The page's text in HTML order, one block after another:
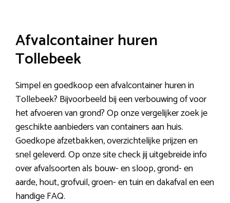
Afvalcontainer huren
Tollebeek
Simpel en goedkoop een afvalcontainer huren in
Tollebeek? Bijvoorbeeld bij een verbouwing of voor
het afvoeren van grond? Op onze vergelijker zoek je
geschikte aanbieders van containers aan huis.
Goedkope afzetbakken, overzichtelijke prijzen en
snel geleverd. Op onze site check jij uitgebreide info
over afvalsoorten als bouw- en sloop, grond- en
aarde, hout, grofvuil, groen- en tuin en dakafval en een
handige FAQ.